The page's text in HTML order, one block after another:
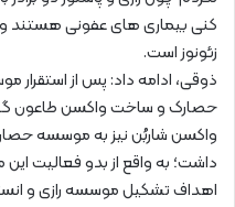
کنی بیماری های عفونی هستند و
زئونوز است.
ذوقی، ادامه داد: پس از
حصارک و ساخت واکسن طاعون
واکسن شاربُن نیز به موسسه
داشت؛ به واقع از بدو فعالیت این
اهداف تشکیل موسسه رازی و